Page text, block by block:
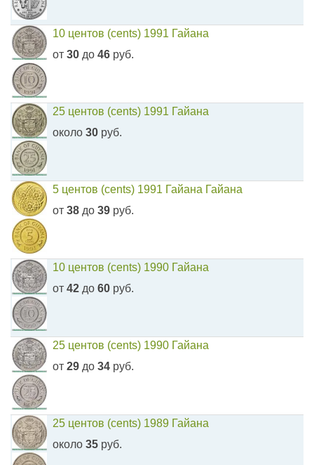
10 центов (cents) 1991 Гайана
от 30 до 46 руб.
25 центов (cents) 1991 Гайана
около 30 руб.
5 центов (cents) 1991 Гайана Гайана
от 38 до 39 руб.
10 центов (cents) 1990 Гайана
от 42 до 60 руб.
25 центов (cents) 1990 Гайана
от 29 до 34 руб.
25 центов (cents) 1989 Гайана
около 35 руб.